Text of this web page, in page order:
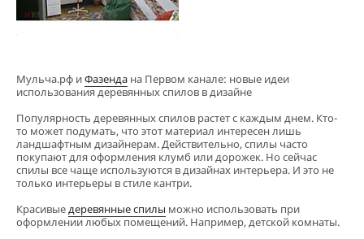
Мульча.рф иФазенда на Первом канале: новые идеи
использования деревянных спилов в дизайне
Популярность деревянных спилов растет с каждым днем. Кто-
то может подумать, что этот материал интересен лишь
ландшафтным дизайнерам. Действительно, спилы часто
покупают для оформления клумб или дорожек. Но сейчас
спилы все чаще используются в дизайнах интерьера. И это не
только интерьеры в стиле кантри.
Красивыедеревянные спилы можно использовать при
оформлении любых помещений. Например, детской комнаты.